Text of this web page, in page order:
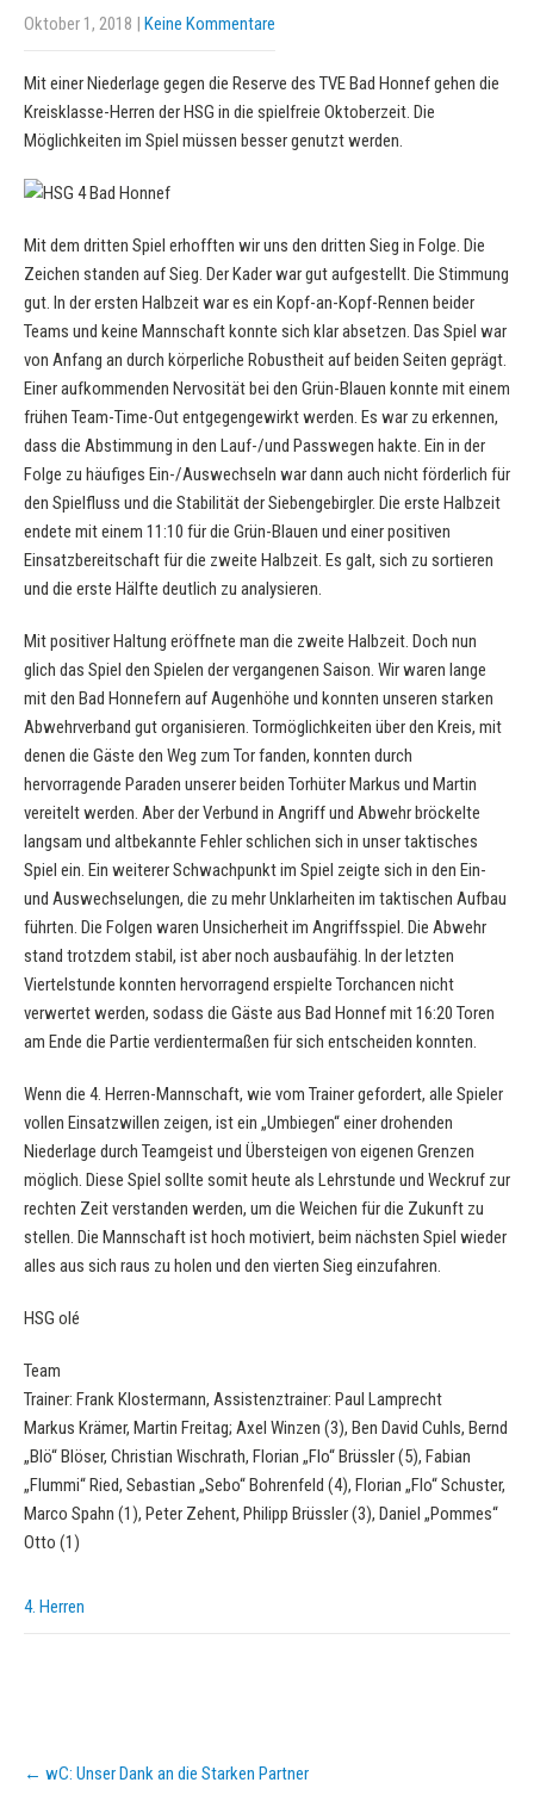
Oktober 1, 2018 | Keine Kommentare
Mit einer Niederlage gegen die Reserve des TVE Bad Honnef gehen die
Kreisklasse-Herren der HSG in die spielfreie Oktoberzeit. Die
Möglichkeiten im Spiel müssen besser genutzt werden.
Mit dem dritten Spiel erhofften wir uns den dritten Sieg in Folge. Die
Zeichen standen auf Sieg. Der Kader war gut aufgestellt. Die Stimmung
gut. In der ersten Halbzeit war es ein Kopf-an-Kopf-Rennen beider
Teams und keine Mannschaft konnte sich klar absetzen. Das Spiel war
von Anfang an durch körperliche Robustheit auf beiden Seiten geprägt.
Einer aufkommenden Nervosität bei den Grün-Blauen konnte mit einem
frühen Team-Time-Out entgegengewirkt werden. Es war zu erkennen,
dass die Abstimmung in den Lauf-/und Passwegen hakte. Ein in der
Folge zu häufiges Ein-/Auswechseln war dann auch nicht förderlich für
den Spielfluss und die Stabilität der Siebengebirgler. Die erste Halbzeit
endete mit einem 11:10 für die Grün-Blauen und einer positiven
Einsatzbereitschaft für die zweite Halbzeit. Es galt, sich zu sortieren
und die erste Hälfte deutlich zu analysieren.
Mit positiver Haltung eröffnete man die zweite Halbzeit. Doch nun
glich das Spiel den Spielen der vergangenen Saison. Wir waren lange
mit den Bad Honnefern auf Augenhöhe und konnten unseren starken
Abwehrverband gut organisieren. Tormöglichkeiten über den Kreis, mit
denen die Gäste den Weg zum Tor fanden, konnten durch
hervorragende Paraden unserer beiden Torhüter Markus und Martin
vereitelt werden. Aber der Verbund in Angriff und Abwehr bröckelte
langsam und altbekannte Fehler schlichen sich in unser taktisches
Spiel ein. Ein weiterer Schwachpunkt im Spiel zeigte sich in den Ein-
und Auswechselungen, die zu mehr Unklarheiten im taktischen Aufbau
führten. Die Folgen waren Unsicherheit im Angriffsspiel. Die Abwehr
stand trotzdem stabil, ist aber noch ausbaufähig. In der letzten
Viertelstunde konnten hervorragend erspielte Torchancen nicht
verwertet werden, sodass die Gäste aus Bad Honnef mit 16:20 Toren
am Ende die Partie verdientermaßen für sich entscheiden konnten.
Wenn die 4. Herren-Mannschaft, wie vom Trainer gefordert, alle Spieler
vollen Einsatzwillen zeigen, ist ein „Umbiegen“ einer drohenden
Niederlage durch Teamgeist und Übersteigen von eigenen Grenzen
möglich. Diese Spiel sollte somit heute als Lehrstunde und Weckruf zur
rechten Zeit verstanden werden, um die Weichen für die Zukunft zu
stellen. Die Mannschaft ist hoch motiviert, beim nächsten Spiel wieder
alles aus sich raus zu holen und den vierten Sieg einzufahren.
HSG olé
Team
Trainer: Frank Klostermann, Assistenztrainer: Paul Lamprecht
Markus Krämer, Martin Freitag; Axel Winzen (3), Ben David Cuhls, Bernd
„Blö“ Blöser, Christian Wischrath, Florian „Flo“ Brüssler (5), Fabian
„Flummi“ Ried, Sebastian „Sebo“ Bohrenfeld (4), Florian „Flo“ Schuster,
Marco Spahn (1), Peter Zehent, Philipp Brüssler (3), Daniel „Pommes“
Otto (1)
4. Herren
Post
navigation
← wC: Unser Dank an die Starken Partner